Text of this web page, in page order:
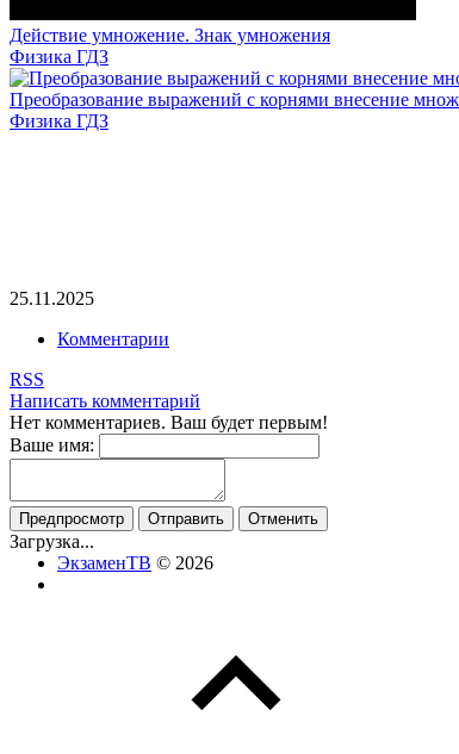
Действие умножение. Знак умножения
Физика ГДЗ
Преобразование выражений с корнями внесение
Физика ГДЗ
25.11.2025
Комментарии
RSS
Написать комментарий
Нет комментариев. Ваш будет первым!
Ваше имя:
Загрузка...
ЭкзаменТВ © 2026